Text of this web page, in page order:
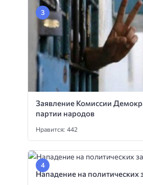
Заявление Комиссии
партии народов
Нравится: 442
Нападение на политических